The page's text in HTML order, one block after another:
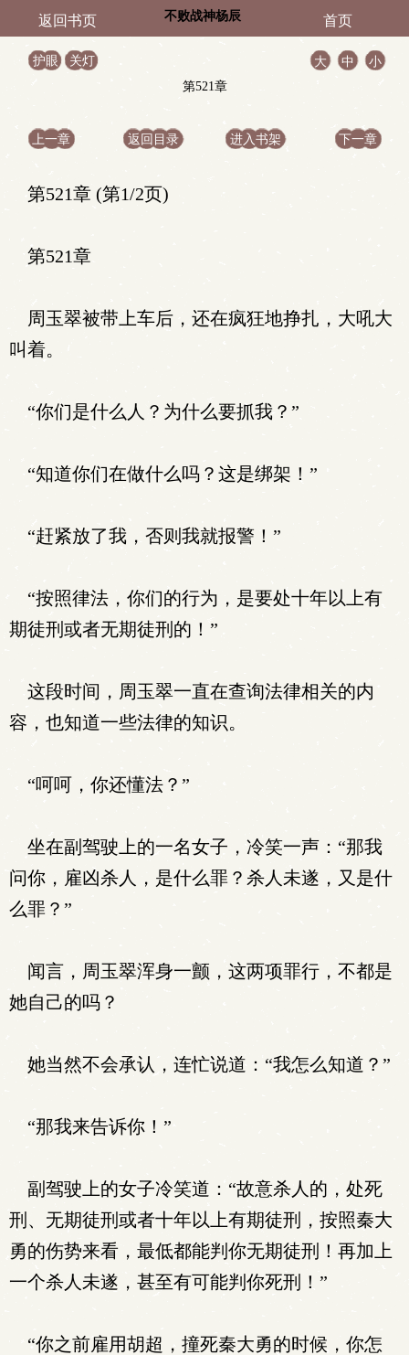
返回书页 不败战神杨辰 首页
护眼 关灯 大 中
小
第521章
上一章 返回目录 进入书架 下一章
第521章 (第1/2页)
第521章
周玉翠被带上车后，还在疯狂地挣扎，大吼大
叫着。
“你们是什么人？为什么要抓我？”
“知道你们在做什么吗？这是绑架！”
“赶紧放了我，否则我就报警！”
“按照律法，你们的行为，是要处十年以上有
期徒刑或者无期徒刑的！”
这段时间，周玉翠一直在查询法律相关的内
容，也知道一些法律的知识。
“呵呵，你还懂法？”
坐在副驾驶上的一名女子，冷笑一声：“那我
问你，雇凶杀人，是什么罪？杀人未遂，又是什
么罪？”
闻言，周玉翠浑身一颤，这两项罪行，不都是
她自己的吗？
她当然不会承认，连忙说道：“我怎么知道？”
“那我来告诉你！”
副驾驶上的女子冷笑道：“故意杀人的，处死
刑、无期徒刑或者十年以上有期徒刑，按照秦大
勇的伤势来看，最低都能判你无期徒刑！再加上
一个杀人未遂，甚至有可能判你死刑！”
“你之前雇用胡超，撞死秦大勇的时候，你怎